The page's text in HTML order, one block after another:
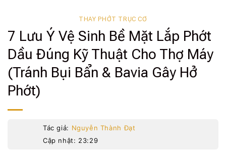
THAY PHỚT TRỤC CƠ
7 Lưu Ý Vệ Sinh Bề Mặt Lắp Phớt
Dầu Đúng Kỹ Thuật Cho Thợ Máy
(Tránh Bụi Bẩn & Bavia Gây Hở
Phớt)
Tác giả: Nguyễn Thành Đạt
Cập nhật: 23:29